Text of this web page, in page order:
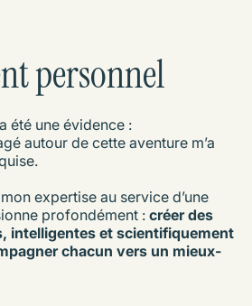
personnel
a été une évidence :
autour de cette aventure m’a
expertise au service d’une
profondément : créer des
intelligentes et scientifiquement
chacun vers un mieux-